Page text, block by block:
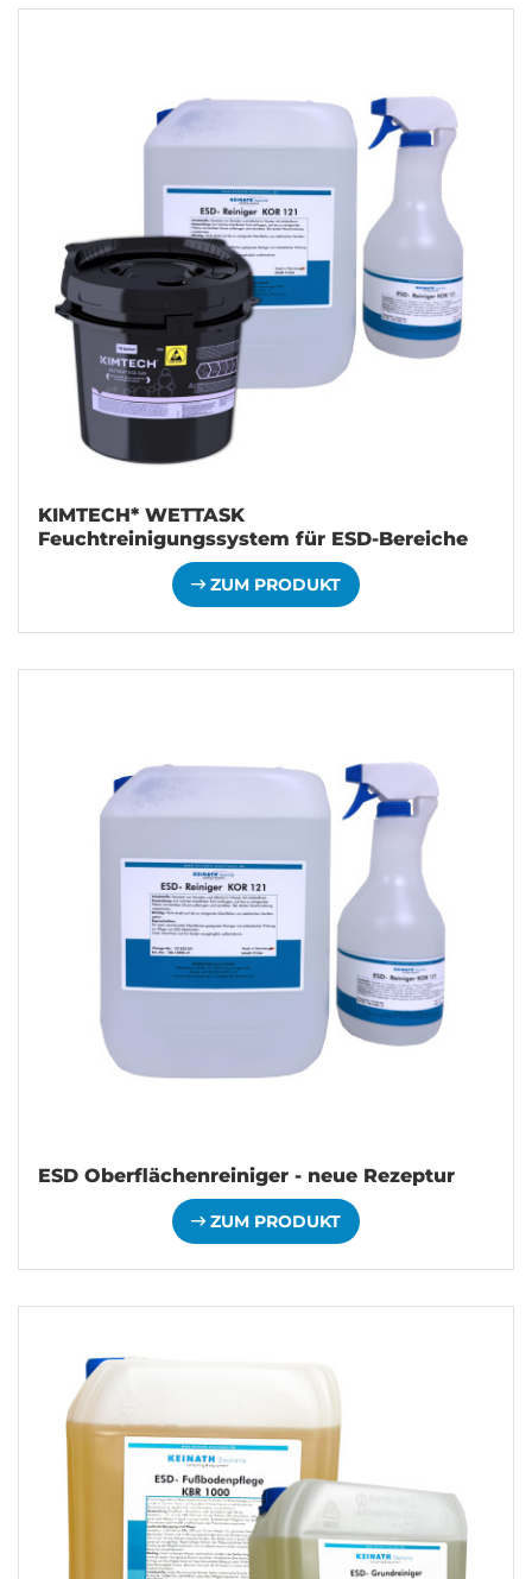
KIMTECH* WETTASK
Feuchtreinigungssystem für ESD-Bereiche
ZUM PRODUKT
ESD Oberflächenreiniger - neue Rezeptur
ZUM PRODUKT